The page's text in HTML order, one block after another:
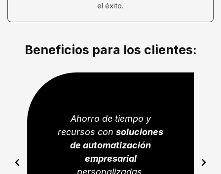
el éxito.
Beneficios para los clientes:
Ahorro de tiempo y
recursos con soluciones
de automatización
empresarial
personalizadas.
Previous Next